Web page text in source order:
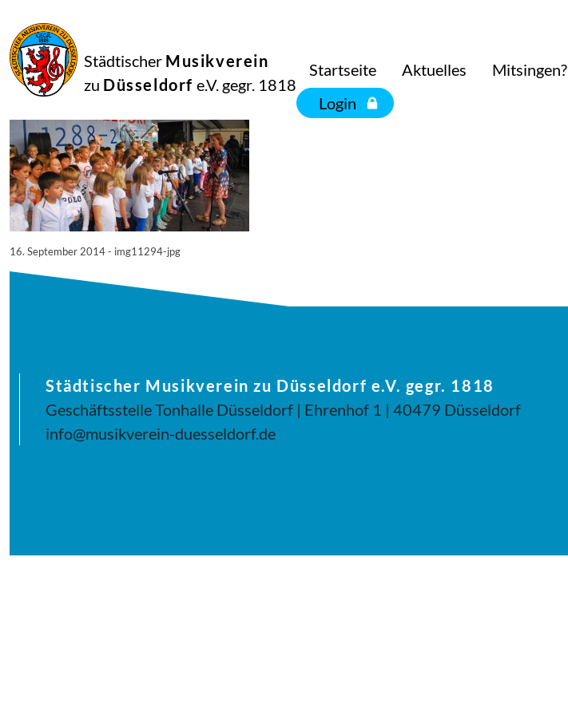
Städtischer Musikverein
zu Düsseldorf e.V. gegr. 1818
Startseite Aktuelles Mitsingen?
Login
September
2014
Manfred Hill
11294
16. September 2014 - img11294-jpg
Städtischer Musikverein zu Düsseldorf e.V. gegr. 1818
Geschäftsstelle Tonhalle Düsseldorf | Ehrenhof 1 | 40479 Düsseldorf
info@musikverein-duesseldorf.de